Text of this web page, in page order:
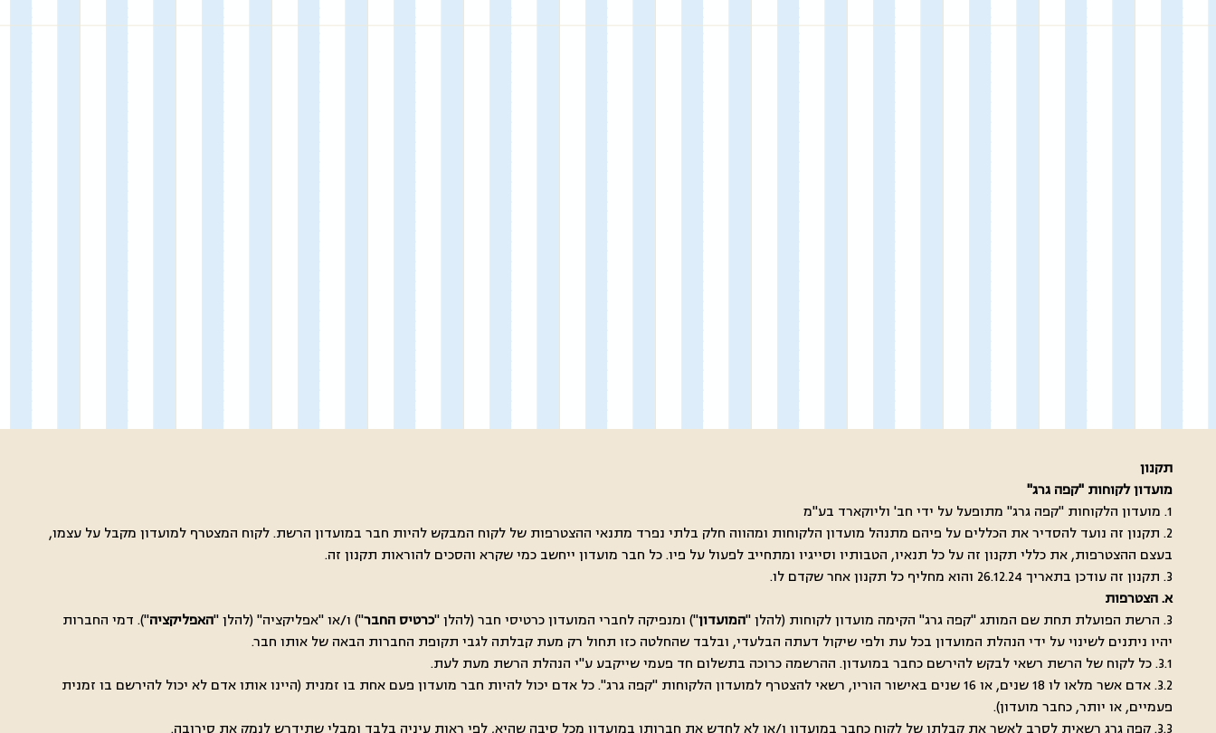
תקנון
מועדון לקוחות "קפה גרג"
1. מועדון הלקוחות "קפה גרג" מתופעל על ידי חב' וליוקארד בע"מ
2. תקנון זה נועד להסדיר את הכללים על פיהם מתנהל מועדון הלקוחות ומהווה חלק בלתי נפרד מתנאי ההצטרפות של לקוח המבקש להיות חבר במועדון הרשת. לקוח המצטרף למועדון מקבל על עצמו,
בעצם ההצטרפות, את כללי תקנון זה על כל תנאיו, הטבותיו וסייגיו ומתחייב לפעול על פיו. כל חבר מועדון ייחשב כמי שקרא והסכים להוראות תקנון זה.
3. תקנון זה עודכן בתאריך 26.12.24 והוא מחליף כל תקנון אחר שקדם לו.
א. הצטרפות
3. הרשת הפועלת תחת שם המותג "קפה גרג" הקימה מועדון לקוחות (להלן "
המועדון") ומנפיקה לחברי המועדון כרטיסי חבר (להלן "כרטיס החבר") ו/או "אפליקציה" (להלן "האפליקציה"). דמי החברות
יהיו ניתנים לשינוי על ידי הנהלת המועדון בכל עת ולפי שיקול דעתה הבלעדי, ובלבד שהחלטה כזו תחול רק מעת קבלתה לגבי תקופת החברות הבאה של אותו חבר.
3.1. כל לקוח של הרשת רשאי לבקש להירשם כחבר במועדון. ההרשמה כרוכה בתשלום חד פעמי שייקבע ע"י הנהלת הרשת מעת לעת.
3.2. אדם אשר מלאו לו 18 שנים, או 16 שנים באישור הוריו, רשאי להצטרף למועדון הלקוחות "קפה גרג". כל אדם יכול להיות חבר מועדון פעם אחת בו זמנית (היינו אותו אדם לא יכול להירשם בו זמנית
פעמיים, או יותר, כחבר מועדון).
3.3. קפה גרג רשאית לסרב לאשר את קבלתו של לקוח כחבר במועדון ו/או לא לחדש את חברותו במועדון מכל סיבה שהיא, לפי ראות עיניה בלבד ומבלי שתידרש לנמק את סירובה.